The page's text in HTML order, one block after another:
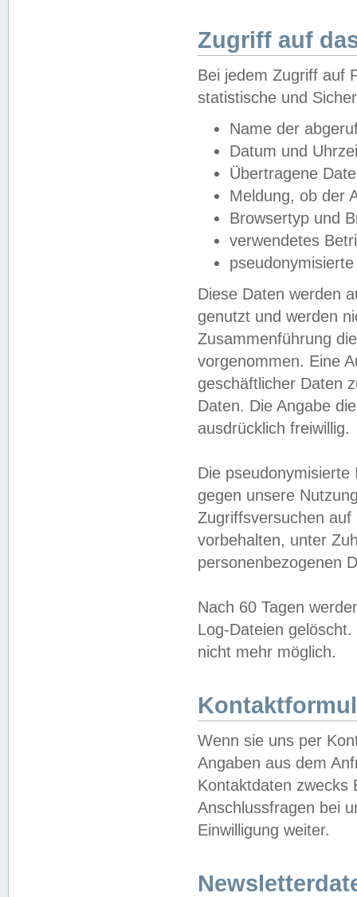
Zugriff auf
Bei jedem Zugriff auf
statistische und
Name der
Datum und
Übertragene
Meldung, ob der
Browsertyp und
verwendetes
Diese Daten werden
genutzt und werden
Zusammenführung
vorgenommen. Eine
geschäftlicher Daten
Daten. Die Angabe
ausdrücklich freiwillig.
Die
gegen unsere
Zugriffsversuchen
vorbehalten, unter
personenbezogenen
Nach 60 Tagen
Log-Dateien
nicht mehr möglich.
Wenn sie uns per
Angaben aus dem
Kontaktdaten zwecks
Anschlussfragen bei
Einwilligung weiter.